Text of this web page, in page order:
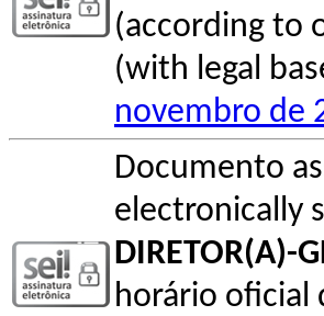
(according to
(with legal
novembro de
Documento
electronically
DIRETOR(A)-
horário oficial